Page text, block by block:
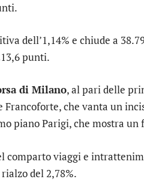
dell’1,14% e chiude a
punti.
di Milano, al pari delle
Francoforte, che vanta un
pianoParigi, che mostra un
compartoviaggi e
del 2,78%.